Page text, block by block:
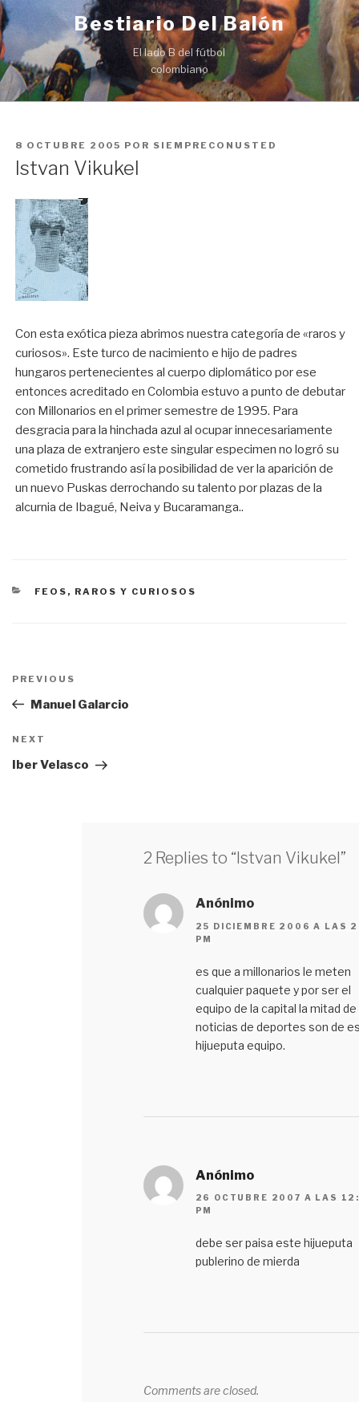
Ir
al
contenido
Bestiario Del Balón
El lado B del fútbol
colombiano
PUBLICADO
EN
8 OCTUBRE 2005 POR SIEMPRECONUSTED
Istvan Vikukel
Con esta exótica pieza abrimos nuestra categoría de «raros y
curiosos». Este turco de nacimiento e hijo de padres
hungaros pertenecientes al cuerpo diplomático por ese
entonces acreditado en Colombia estuvo a punto de debutar
con Millonarios en el primer semestre de 1995. Para
desgracia para la hinchada azul al ocupar innecesariamente
una plaza de extranjero este singular especimen no logró su
cometido frustrando así la posibilidad de ver la aparición de
un nuevo Puskas derrochando su talento por plazas de la
alcurnia de Ibagué, Neiva y Bucaramanga..
CATEGORÍAS
FEOS, RAROS Y CURIOSOS
Previous
Post
PREVIOUS
Manuel Galarcio
Next
Post
NEXT
Iber Velasco
2 Replies to “Istvan Vikukel”
Anónimo
25 DICIEMBRE 2006 A LAS
PM
es que a millonarios le meten
cualquier paquete y por ser el
equipo de la capital la mitad de
noticias de deportes son de
hijueputa equipo.
Anónimo
26 OCTUBRE 2007 A LAS
PM
debe ser paisa este hijueputa
publerino de mierda
Comments are closed.